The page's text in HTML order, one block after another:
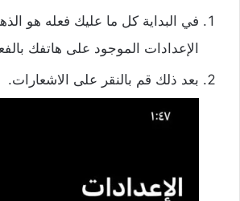
في البداية كل ما عليك فعله هو
الإعدادات الموجود على هاتفك
بعد ذلك قم بالنقر على الاشعارات.